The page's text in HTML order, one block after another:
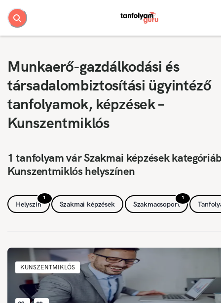
Munkaerő-gazdálkodási és
társadalombiztosítási ügyintéző
tanfolyamok, képzések –
Kunszentmiklós
1 tanfolyam vár Szakmai képzések
Kunszentmiklós helyszínen
1
Helyszín Szakmai képzések
1
Szakmacsoport
KUNSZENTMIKLÓS